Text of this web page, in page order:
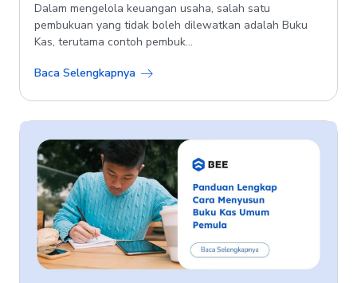
Dalam mengelola keuangan usaha, salah satu
pembukuan yang tidak boleh dilewatkan adalah Buku
Kas, terutama contoh pembuk...
Baca Selengkapnya